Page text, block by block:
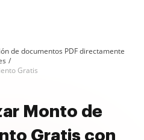
de documentos PDF directamente
Gratis
Monto de
Gratis con